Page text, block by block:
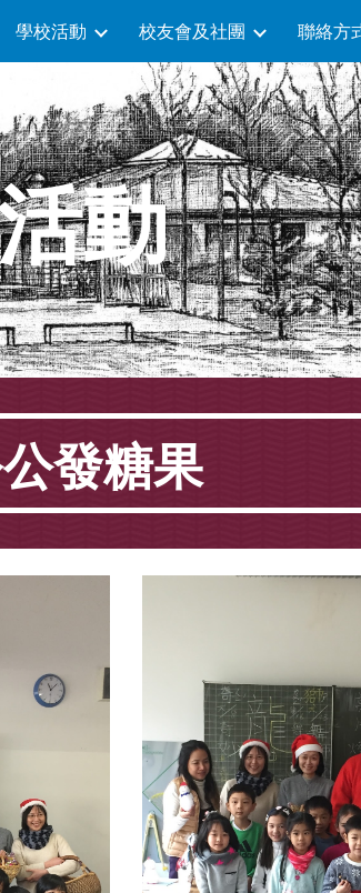
Skip to navigation
學校活動 校友會及社團 聯絡方
動
發糖果